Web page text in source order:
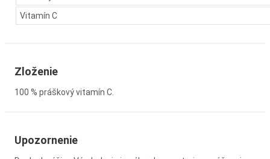
Vitamín C
Zloženie
100 % práškový vitamín C.
Upozornenie